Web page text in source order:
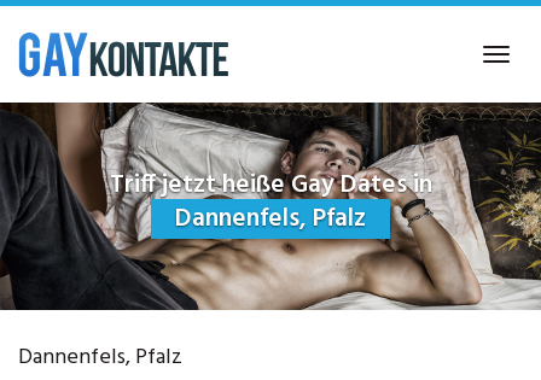
Skip
main
content
Triff jetzt heiße Gay Dates in
Dannenfels, Pfalz
Dannenfels, Pfalz